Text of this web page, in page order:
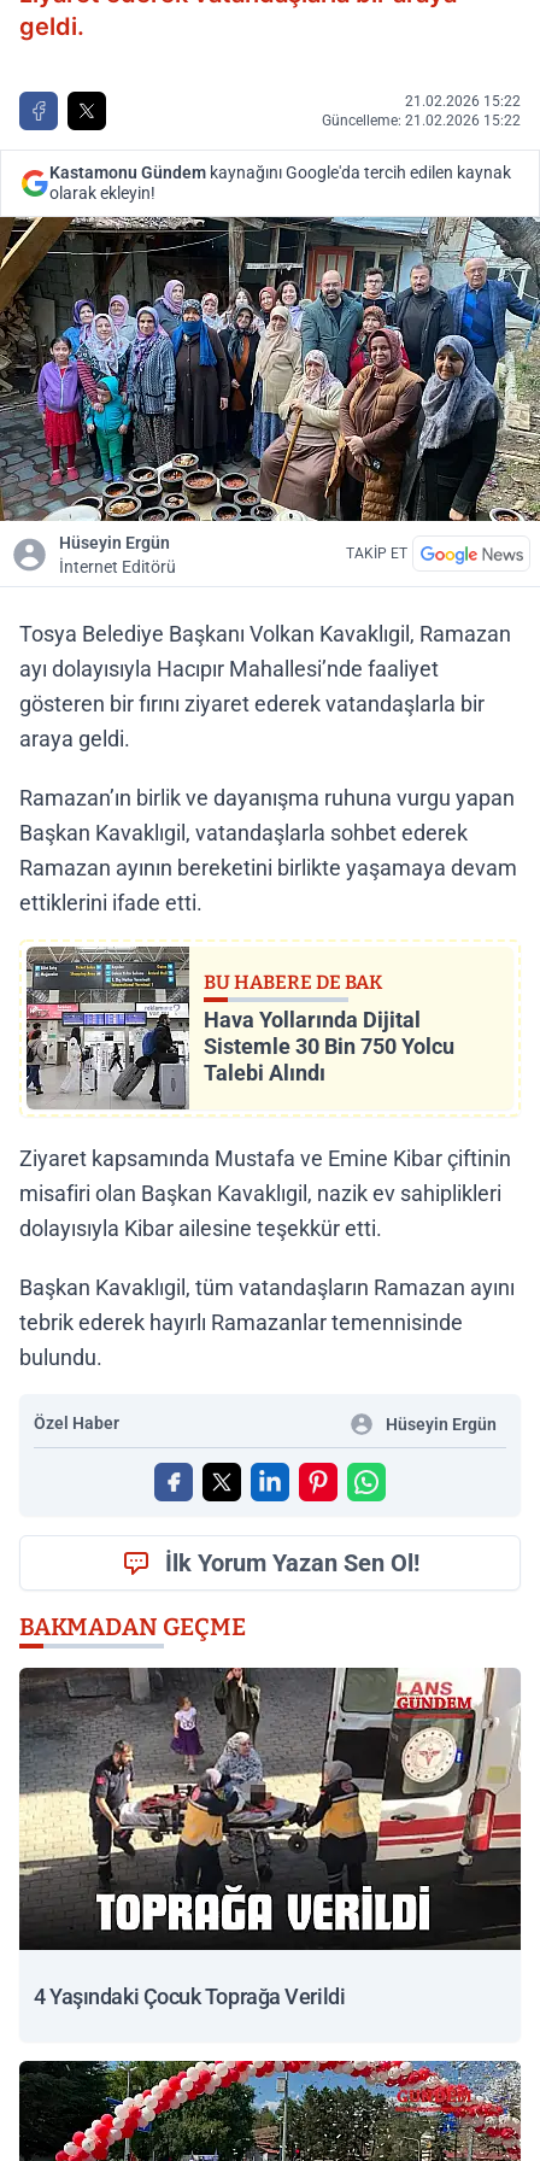
geldi.
21.02.2026 15:22
Güncelleme: 21.02.2026 15:22
Kastamonu Gündem kaynağını Google'da tercih edilen kaynak
olarak ekleyin!
Hüseyin Ergün
İnternet Editörü
TAKİP ET
Tosya Belediye Başkanı Volkan Kavaklıgil, Ramazan
ayı dolayısıyla Hacıpır Mahallesi’nde faaliyet
gösteren bir fırını ziyaret ederek vatandaşlarla bir
araya geldi.
Ramazan’ın birlik ve dayanışma ruhuna vurgu yapan
Başkan Kavaklıgil, vatandaşlarla sohbet ederek
Ramazan ayının bereketini birlikte yaşamaya devam
ettiklerini ifade etti.
BU HABERE DE BAK
Hava Yollarında Dijital
Sistemle 30 Bin 750 Yolcu
Talebi Alındı
Ziyaret kapsamında Mustafa ve Emine Kibar çiftinin
misafiri olan Başkan Kavaklıgil, nazik ev sahiplikleri
dolayısıyla Kibar ailesine teşekkür etti.
Başkan Kavaklıgil, tüm vatandaşların Ramazan ayını
tebrik ederek hayırlı Ramazanlar temennisinde
bulundu.
Özel Haber Hüseyin Ergün
İlk Yorum Yazan Sen Ol!
BAKMADAN GEÇME
4 Yaşındaki Çocuk Toprağa Verildi